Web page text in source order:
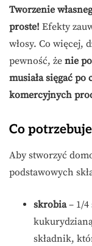
Tworzenie
proste! Efekty
włosy. Co więcej,
pewność, że nie
musiała sięgać
komercyjnych
Co
Aby stworzyć
podstawowych
skrobia– 1/4
składnik,